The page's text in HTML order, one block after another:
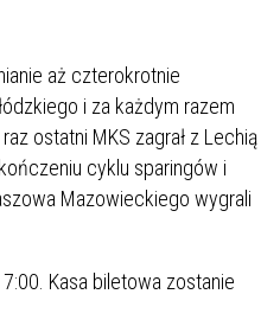
aż czterokrotnie
i za każdym razem
ostatni MKS zagrał z Lechią
cyklu sparingów i
Mazowieckiego wygrali
Kasa biletowa zostanie